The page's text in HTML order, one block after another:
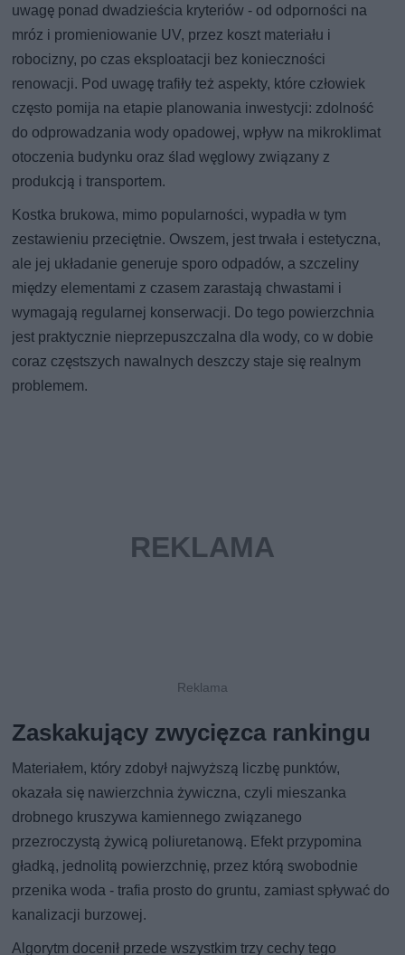
uwagę ponad dwadzieścia kryteriów - od odporności na
mróz i promieniowanie UV, przez koszt materiału i
robocizny, po czas eksploatacji bez konieczności
renowacji. Pod uwagę trafiły też aspekty, które człowiek
często pomija na etapie planowania inwestycji: zdolność
do odprowadzania wody opadowej, wpływ na mikroklimat
otoczenia budynku oraz ślad węglowy związany z
produkcją i transportem.
Kostka brukowa, mimo popularności, wypadła w tym
zestawieniu przeciętnie. Owszem, jest trwała i estetyczna,
ale jej układanie generuje sporo odpadów, a szczeliny
między elementami z czasem zarastają chwastami i
wymagają regularnej konserwacji. Do tego powierzchnia
jest praktycznie nieprzepuszczalna dla wody, co w dobie
coraz częstszych nawalnych deszczy staje się realnym
problemem.
Zaskakujący zwycięzca rankingu
Materiałem, który zdobył najwyższą liczbę punktów,
okazała się nawierzchnia żywiczna, czyli mieszanka
drobnego kruszywa kamiennego związanego
przezroczystą żywicą poliuretanową. Efekt przypomina
gładką, jednolitą powierzchnię, przez którą swobodnie
przenika woda - trafia prosto do gruntu, zamiast spływać do
kanalizacji burzowej.
Algorytm docenił przede wszystkim trzy cechy tego